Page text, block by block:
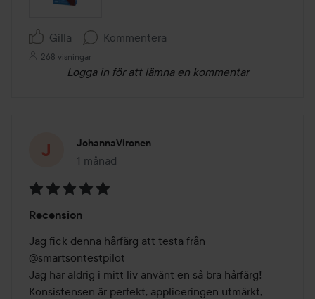
Gilla Kommentera
268 visningar
Logga in för att lämna en kommentar
JohannaVironen
1 månad
Inlägget skapades 1 månad
5
av
5
Recension
Jag fick denna hårfärg att testa från
@smartsontestpilot
Jag har aldrig i mitt liv använt en så bra hårfärg!
Konsistensen är perfekt, appliceringen utmärkt,